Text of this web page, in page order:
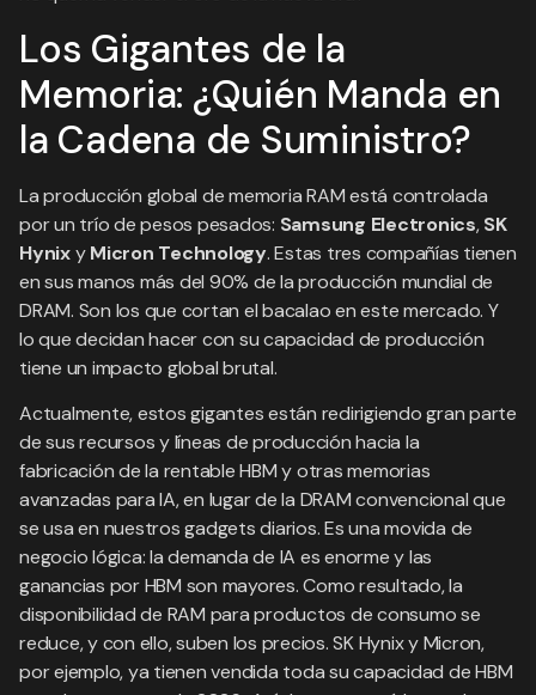
Los Gigantes de la
Memoria: ¿Quién Manda en
la Cadena de Suministro?
La producción global de memoria RAM está controlada
por un trío de pesos pesados: Samsung Electronics,SK
HynixyMicron Technology. Estas tres compañías tienen
en sus manos más del 90% de la producción mundial de
DRAM. Son los que cortan el bacalao en este mercado. Y
lo que decidan hacer con su capacidad de producción
tiene un impacto global brutal.
Actualmente, estos gigantes están redirigiendo gran parte
de sus recursos y líneas de producción hacia la
fabricación de la rentable HBM y otras memorias
avanzadas para IA, en lugar de la DRAM convencional que
se usa en nuestros gadgets diarios. Es una movida de
negocio lógica: la demanda de IA es enorme y las
ganancias por HBM son mayores. Como resultado, la
disponibilidad de RAM para productos de consumo se
reduce, y con ello, suben los precios. SK Hynix y Micron,
por ejemplo, ya tienen vendida toda su capacidad de HBM